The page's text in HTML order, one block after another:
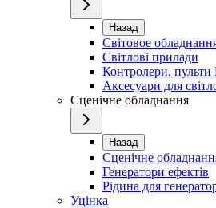
Назад
Світовое
Світлові прилади
Контролери,
Аксесуари для
Сценічне обладнання
Назад
Сценічне
Генератори ефектів
Рідина для
Уцінка